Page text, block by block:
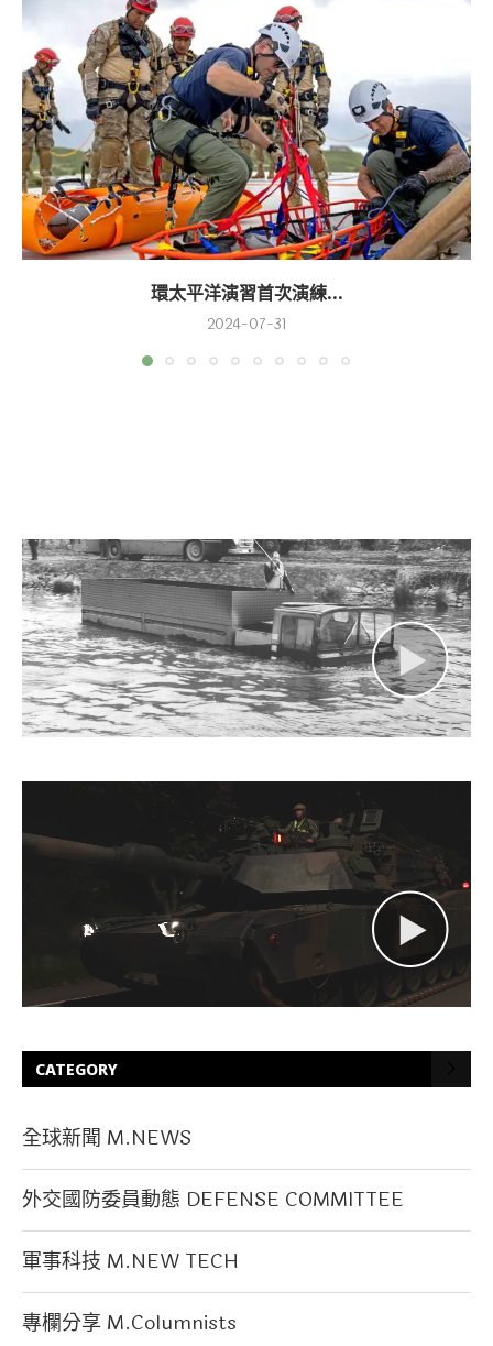
環太平洋演習首次演練...
2024-07-31
CATEGORY
全球新聞 M.NEWS
外交國防委員動態 DEFENSE COMMITTEE
軍事科技 M.NEW TECH
專欄分享 M.Columnists